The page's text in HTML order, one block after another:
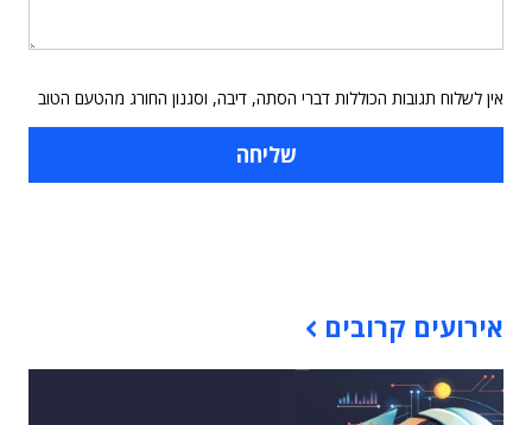
אין לשלוח תגובות הכוללות דברי הסתה, דיבה, וסגנון החורג מהטעם הטוב
אירועים קרובים